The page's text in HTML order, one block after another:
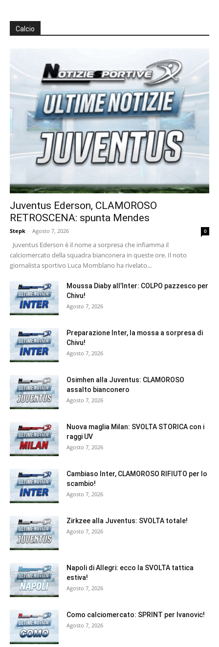
Calcio
Juventus Ederson, CLAMOROSO
RETROSCENA: spunta Mendes
Stepk - Agosto 7, 2026 0
Juventus Ederson è il nome a sorpresa che infiamma il
calciomercato della squadra bianconera in queste ore. Il noto
giornalista sportivo Luca Momblano ha rivelato...
Moussa Diaby all’Inter: COLPO pazzesco per
Chivu!
Agosto 7, 2026
Preparazione Inter, la mossa a sorpresa di
Chivu!
Agosto 7, 2026
Osimhen alla Juventus: CLAMOROSO
assalto bianconero
Agosto 7, 2026
Nuova maglia Milan: SVOLTA STORICA con i
raggi UV
Agosto 7, 2026
Cambiaso Inter, CLAMOROSO RIFIUTO per lo
scambio!
Agosto 7, 2026
Zirkzee alla Juventus: SVOLTA totale!
Agosto 7, 2026
Napoli di Allegri: ecco la SVOLTA tattica
estiva!
Agosto 7, 2026
Como calciomercato: SPRINT per Ivanovic!
Agosto 7, 2026